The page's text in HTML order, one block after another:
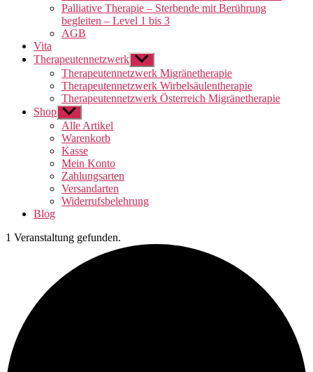
Palliative Therapie – Sterbende mit Berührung
begleiten – Level 1 bis 3
AGB
Vita
Therapeutennetzwerk Untermenü
anzeigen
Therapeutennetzwerk Migränetherapie
Therapeutennetzwerk Wirbelsäulentherapie
Therapeutennetzwerk Österreich Migränetherapie
Shop Untermenü
anzeigen
Alle Artikel
Warenkorb
Kasse
Mein Konto
Zahlungsarten
Versandarten
Widerrufsbelehrung
Blog
1 Veranstaltung gefunden.